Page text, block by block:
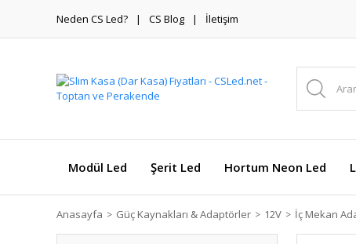
Neden CS Led? CS Blog İletişim
Modül Led Şerit Led Hortum Neon Led
Anasayfa Güç Kaynakları & Adaptörler 12V İç Mekan